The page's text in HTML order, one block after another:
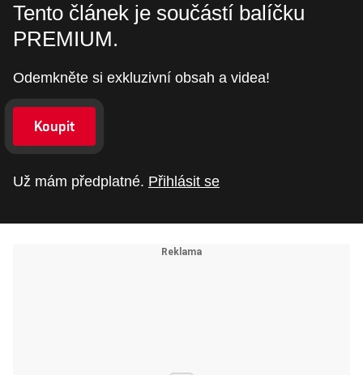
Tento článek je součástí balíčku
PREMIUM.
Odemkněte si exkluzivní obsah a videa!
Koupit
Už mám předplatné. Přihlásit se